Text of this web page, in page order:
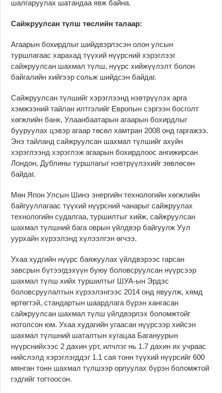
шалгаруулах шатандаа явж байна.
Сайжруулсан түлш төслийн талаар:
Агаарын бохирдлыг шийдвэрлэсэн олон улсын
туршлагаас харахад түүхий нүүрсний хэрэглээг
сайжруулсан шахмал түлш, нүүрс хийжүүлэлт болон
байгалийн хийгээр сольж шийдсэн байдаг.
Сайжруулсан түлшийг хэрэглээнд нэвтрүүлэх арга
хэмжээний тайлан илтгэлийг Европын сэргээн босголт
хөгжлийн банк, Улаанбаатарын агаарын бохирдлыг
бууруулах цэвэр агаар төсөл хамтран 2008 онд гаргажээ.
Энэ тайланд сайжруулсан шахмал түлшийг ахуйн
хэрэглээнд хэрэглэж агаарын бохирдлоос ангижирсан
Лондон, Дублины туршлагыг нэвтрүүлэхийг зөвлөсөн
байдаг.
Мөн Япон Улсын Шинэ энергийн технологийн хөгжлийн
байгууллагаас түүхий нүүрсний чанарыг сайжруулах
технологийн судалгаа, туршилтыг хийж, сайжруулсан
шахмал түлшний бага оврын үйлдвэр байгуулж Уул
уурхайн хүрээлэнд хүлээлгэн өгчээ.
Ухаа худгийн нүүрс баяжуулах үйлдвэрээс гарсан
завсрын бүтээгдэхүүн буюу боловсруулсан нүүрсээр
шахмал түлш хийх туршилтыг ШУА-ын Эрдэс
боловсруулалтын хүрээлэнгээс 2014 онд явуулж, хямд
өртөгтэй, стандартын шаардлага бүрэн хангасан
сайжруулсан шахмал түлш үйлдвэрлэх боломжтойг
нотолсон юм. Ухаа худагийн угаасан нүүрсээр хийсэн
шахмал түлшний шаталтын хугацаа Багануурын
нүүрснийхээс 2 дахин урт, илчлэг нь 1.7 дахин их учраас
нийслэлд хэрэглэгддэг 1.1 сая тонн түүхий нүүрсийг 600
мянган тонн шахмал түлшээр орлуулах бүрэн боломжтой
гэдгийг тогтоосон.